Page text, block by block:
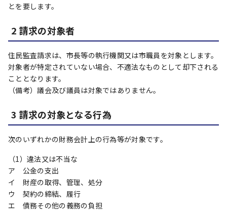
とを要します。
2 請求の対象者
住民監査請求は、市長等の執行機関又は市職員を対象とします。
対象者が特定されていない場合、不適法なものとして却下される
こととなります。
（備考）議会及び議員は対象ではありません。
3 請求の対象となる行為
次のいずれかの財務会計上の行為等が対象です。
（1）違法又は不当な
ア 公金の支出
イ 財産の取得、管理、処分
ウ 契約の締結、履行
エ 債務その他の義務の負担